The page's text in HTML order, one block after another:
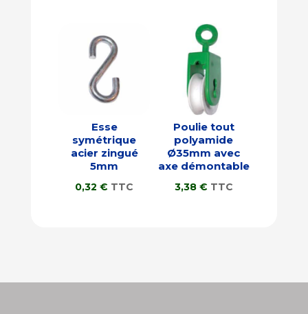
Esse
symétrique
acier zingué
5mm
0,32€ TTC
Poulie tout
polyamide
Ø35mm avec
axe démontable
3,38 € TTC